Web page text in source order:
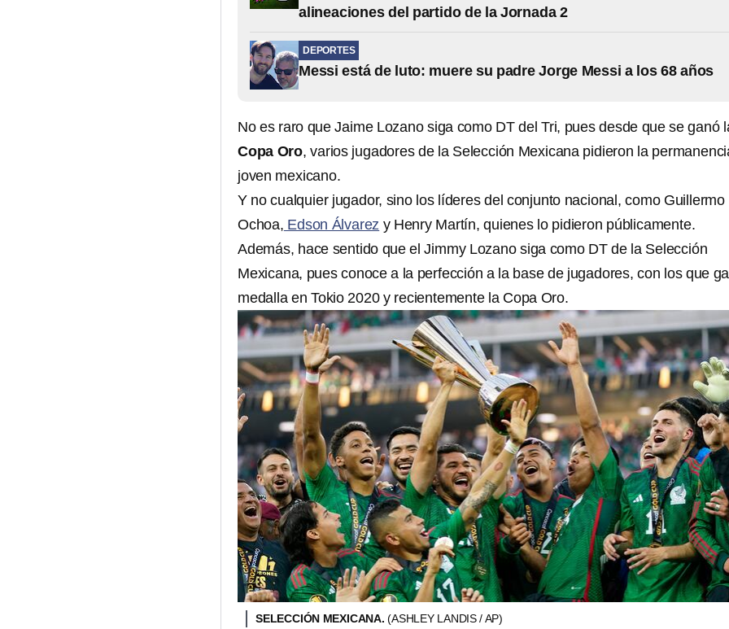
alineaciones del partido de la Jornada 2
DEPORTES
Messi está de luto: muere su padre Jorge Messi a los 68 años
No es raro que Jaime Lozano siga como DT del Tri, pues desde que se ganó
Copa Oro, varios jugadores de la Selección Mexicana pidieron la
joven mexicano.
Y no cualquier jugador, sino los líderes del conjunto nacional, como Guillermo
Ochoa, Edson Álvarez y Henry Martín, quienes lo pidieron públicamente.
Además, hace sentido que el Jimmy Lozano siga como DT de la Selección
Mexicana, pues conoce a la perfección a la base de jugadores, con los que
medalla en Tokio 2020 y recientemente la Copa Oro.
SELECCIÓN MEXICANA.(ASHLEY LANDIS / AP)